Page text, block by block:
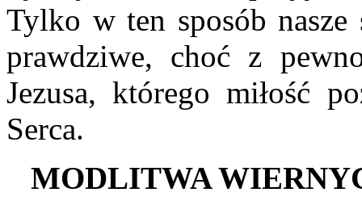
Tylko w ten sposób nasze
prawdziwe, choć z
Jezusa, którego miłość
Serca.
MODLITWA